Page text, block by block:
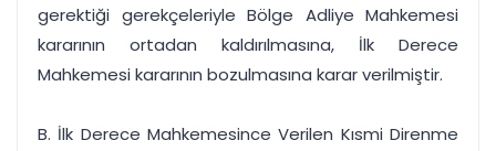
gerektiği gerekçeleriyle Bölge Adliye Mahkemesi
kararının ortadan kaldırılmasına, İlk Derece
Mahkemesi kararının bozulmasına karar verilmiştir.
B. İlk Derece Mahkemesince Verilen Kısmi Direnme